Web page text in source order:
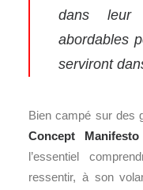
dans leur
abordables
serviront
Bien campé sur des
Concept Manifesto
l’essentiel
ressentir, à son